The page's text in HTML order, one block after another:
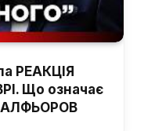
РЕАКЦІЯ
Що означає
АЛФЬОРОВ